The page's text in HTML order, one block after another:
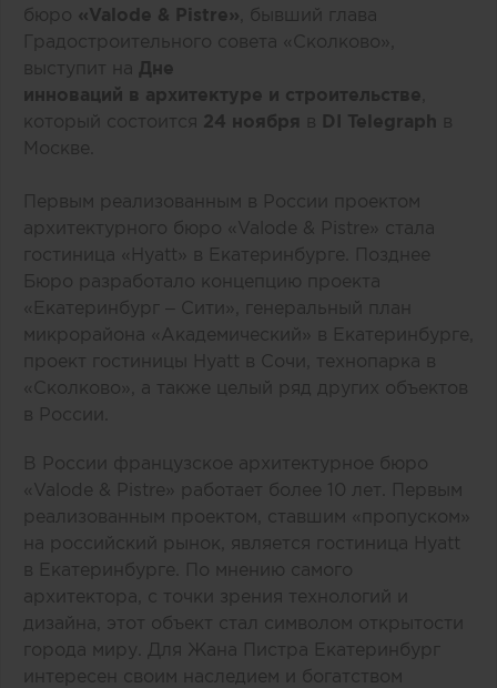
бюро «Valode & Pistre» , бывший глава
Градостроительного совета «Сколково»,
выступит на Дне
инноваций в архитектуре и строительстве
который состоится 24 ноября в DI Telegraph в
Москве.
Первым реализованным в России проектом
архитектурного бюро «Valode & Pistre» стала
гостиница «Hyatt» в Екатеринбурге. Позднее
Бюро разработало концепцию проекта
«Екатеринбург – Сити», генеральный план
микрорайона «Академический» в Екатеринбурге,
проект гостиницы Hyatt в Сочи, технопарка в
«Сколково», а также целый ряд других объектов
в России.
В России французское архитектурное бюро
«Valode & Pistre» работает более 10 лет. Первым
реализованным проектом, ставшим «пропуском»
на российский рынок, является гостиница Hyatt
в Екатеринбурге. По мнению самого
архитектора, с точки зрения технологий и
дизайна, этот объект стал символом открытости
города миру. Для Жана Пистра Екатеринбург
интересен своим наследием и богатством